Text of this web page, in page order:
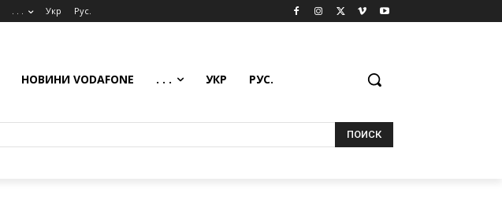
. . . Укр Рус.
НОВИНИ VODAFONE . . . УКР РУС.
ПОИСК